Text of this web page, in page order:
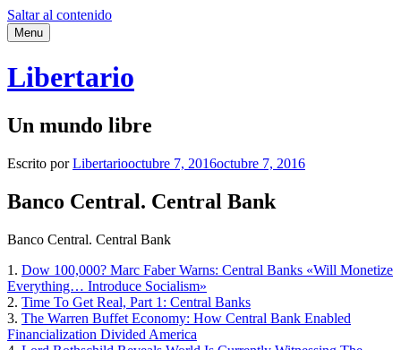
Saltar al contenido
Menu
Libertario
Un mundo libre
Escrito porLibertariooctubre 7, 2016octubre 7, 2016
Banco Central. Central Bank
Banco Central. Central Bank
1. Dow 100,000? Marc Faber Warns: Central Banks «Will Monetize
Everything… Introduce Socialism»
2. Time To Get Real, Part 1: Central Banks
3. The Warren Buffet Economy: How Central Bank Enabled
Financialization Divided America